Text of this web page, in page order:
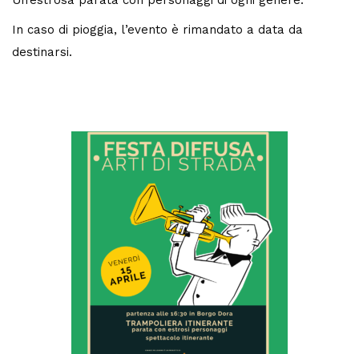
In caso di pioggia, l’evento è rimandato a data da
destinarsi.